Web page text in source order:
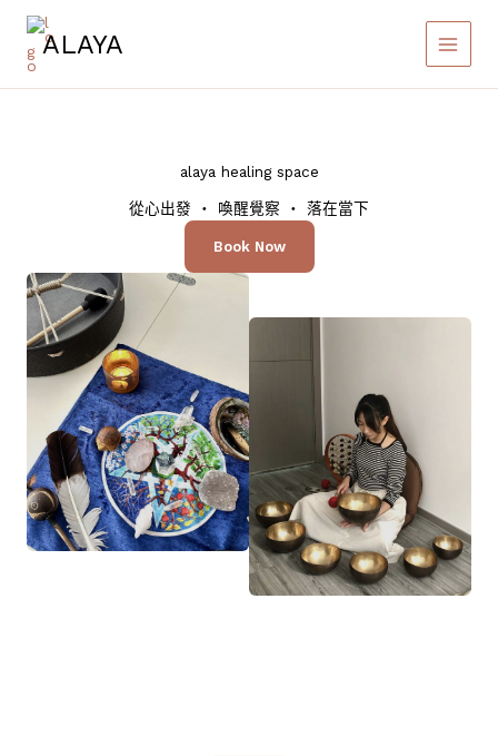
contentALAYA
alaya healing space
從心出發 ・ 喚醒覺察 ・ 落在當下
Book Now